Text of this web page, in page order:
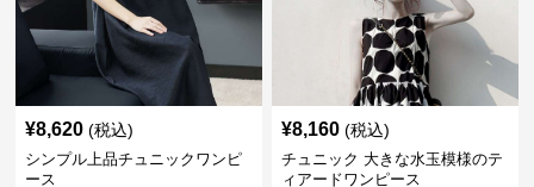
¥8,620 (税込)
シンプル上品チュニックワンピ
ース
¥8,160 (税込)
チュニック 大きな水玉模様のテ
ィアードワンピース